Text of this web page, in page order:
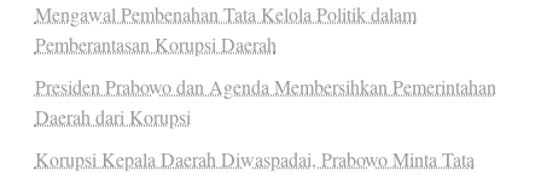
Mengawal Pembenahan Tata Kelola Politik dalam
Pemberantasan Korupsi Daerah
Presiden Prabowo dan Agenda Membersihkan Pemerintahan
Daerah dari Korupsi
Korupsi Kepala Daerah Diwaspadai, Prabowo Minta Tata